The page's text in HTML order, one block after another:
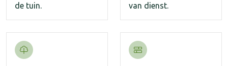
de tuin.
van dienst.